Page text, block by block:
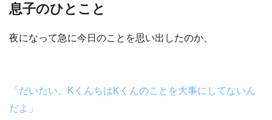
息子のひとこと
夜になって急に今日のことを思い出したのか、
「だいたい、 K くんちはK くんのことを大事にしてないん
だよ」